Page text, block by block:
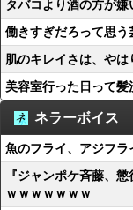
タバコより酒の方が嫌
働きすぎだろって思う
肌のキレイさは、やは
美容室行った日って髪
ネラーボイス
魚のフライ、アジフラ
『ジャンポケ斉藤、
ｗｗｗｗｗｗｗ